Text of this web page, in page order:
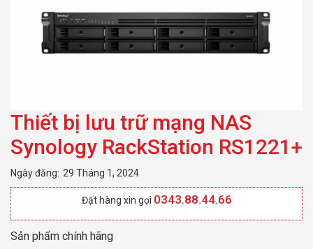
Thiết bị lưu trữ mạng NAS
Synology RackStation RS1221+
Ngày đăng: 29 Tháng 1, 2024
Đặt hàng xin gọi 0343.88.44.66
Sản phẩm chính hãng